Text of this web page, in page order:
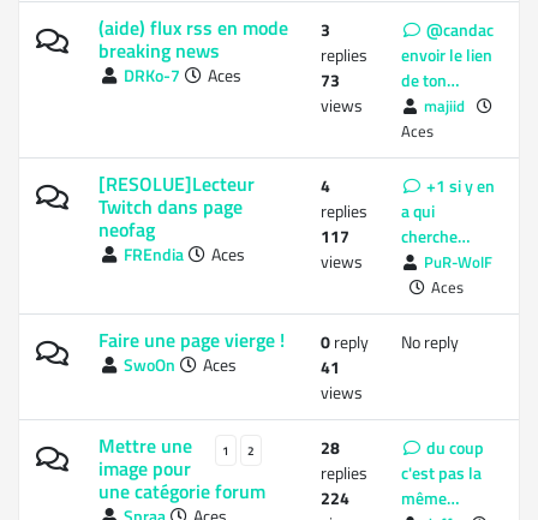
(aide) flux rss en mode
breaking news
DRKo-7 Aces
3
replies
73
views
@candac
envoir le lien
de ton…
majiid
Aces
[RESOLUE]Lecteur
Twitch dans page
neofag
FREndia Aces
4
replies
117
views
+1 si y en
a qui
cherche…
PuR-WolF
Aces
Faire une page vierge !
SwoOn Aces
0reply
41
views
No reply
1 2
Mettre une
image pour
une catégorie forum
28
replies
224
du coup
c'est pas la
même…